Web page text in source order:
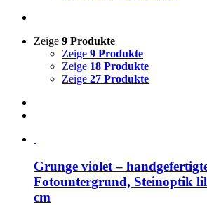
Zeige 9 Produkte
Zeige 9 Produkte
Zeige 18 Produkte
Zeige 27 Produkte
Grunge violet –
Fotountergrund, Steinoptik
cm